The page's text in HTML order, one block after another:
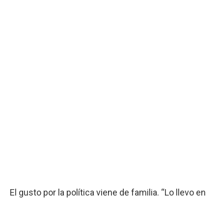
El gusto por la política viene de familia. “Lo llevo en